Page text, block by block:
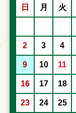
日 月 火
2 3 4
9 10 11
16 17 18
23 24 25